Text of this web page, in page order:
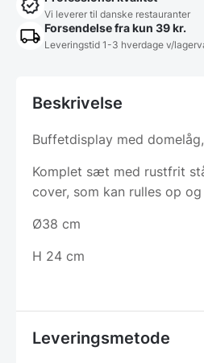
Vi leverer til danske restauranter
Forsendelse fra kun 39 kr.
Leveringstid 1-3 hverdage v/
Beskrivelse
Buffetdisplay med
Komplet sæt med rustfrit
cover, som kan rulles op og
Ø38 cm
H 24 cm
Leveringsmetode